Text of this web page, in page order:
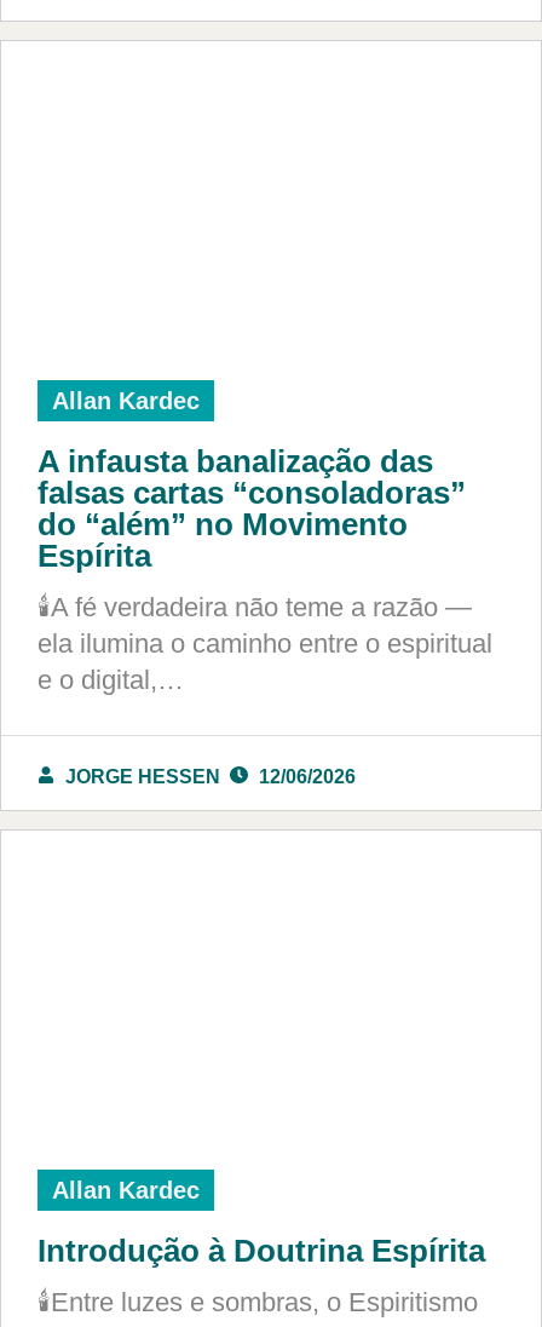
Allan Kardec
A infausta banalização das
falsas cartas “consoladoras”
do “além” no Movimento
Espírita
🕯️A fé verdadeira não teme a razão —
ela ilumina o caminho entre o espiritual
e o digital,…
JORGE HESSEN 12/06/2026
Allan Kardec
Introdução à Doutrina Espírita
🕯️Entre luzes e sombras, o Espiritismo